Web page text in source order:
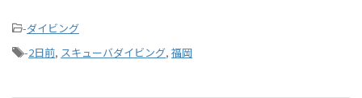
-ダイビング
-2日前, スキューバダイビング, 福岡